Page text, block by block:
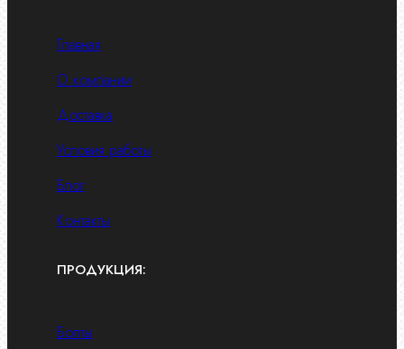
Главная
О компании
Доставка
Условия работы
Блог
Контакты
ПРОДУКЦИЯ:
Болты